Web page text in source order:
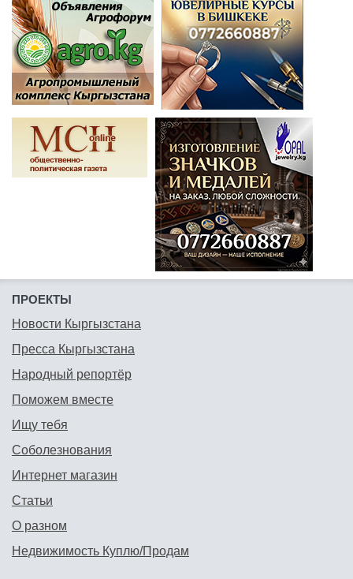
ПРОЕКТЫ
Новости Кыргызстана
Пресса Кыргызстана
Народный репортёр
Поможем вместе
Ищу тебя
Соболезнования
Интернет магазин
Статьи
О разном
Недвижимость Куплю/Продам